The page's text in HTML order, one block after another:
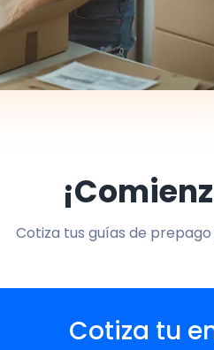
Cotiza tus guías de
Cotiza tu